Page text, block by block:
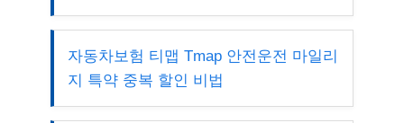
자동차보험 티맵 Tmap 안전운전 마일리
지 특약 중복 할인 비법